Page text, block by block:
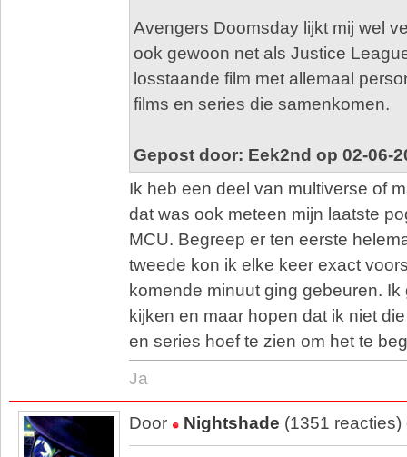
Avengers Doomsday lijkt mij wel
ook gewoon net als Justice
losstaande film met allemaal
films en series die samenkomen.
Gepost door: Eek2nd op 02-06-
Ik heb een deel van multiverse of
dat was ook meteen mijn laatste
MCU. Begreep er ten eerste
tweede kon ik elke keer exact
komende minuut ging gebeuren.
kijken en maar hopen dat ik niet
en series hoef te zien om het te
Ja
Door Nightshade (1351